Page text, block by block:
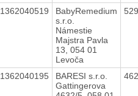
1362040519
BabyRemedium
s.r.o.
Námestie
Majstra Pavla
13, 054 01
Levoča
1362040195
BARESI s.r.o.
Gattingerova